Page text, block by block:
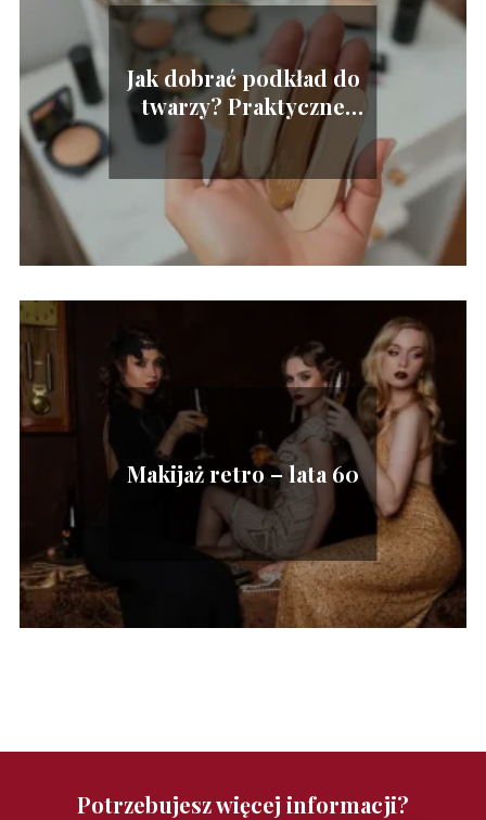
Jak dobrać podkład do
twarzy? Praktyczne
porady i wskazówki
Makijaż retro – lata 60
Potrzebujesz więcej informacji?